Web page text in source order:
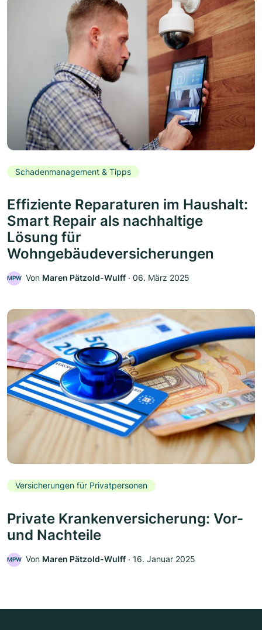
Schadenmanagement & Tipps
Effiziente Reparaturen im Haushalt:
Smart Repair als nachhaltige
Lösung für
Wohngebäudeversicherungen
MPW Von Maren Pätzold-Wulff ‧ 06. März 2025
Versicherungen für Privatpersonen
Private Krankenversicherung: Vor-
und Nachteile
MPW Von Maren Pätzold-Wulff ‧ 16. Januar 2025